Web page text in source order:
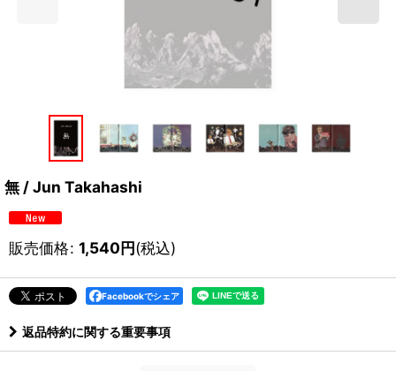
無 / Jun Takahashi
販売価格: 1,540円(税込)
Facebookでシェア
返品特約に関する重要事項